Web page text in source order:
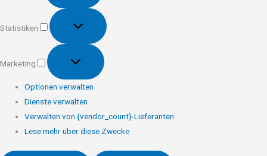
Statistiken
Statistiken
Marketing
Marketing
Optionen verwalten
Dienste verwalten
Verwalten von {vendor_count}-Lieferanten
Lese mehr über diese Zwecke